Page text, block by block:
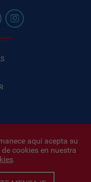
· CUIT: 30710438486 |
personales
aquí acepta su
cookies en nuestra
.